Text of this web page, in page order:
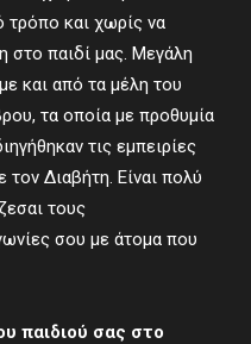
τρόπο και χωρίς να
στο παιδί μας. Μεγάλη
και από τα μέλη του
τα οποία με προθυμία
τις εμπειρίες
Διαβήτη. Είναι πολύ
τους
σου με άτομα που
παιδιού σας στο